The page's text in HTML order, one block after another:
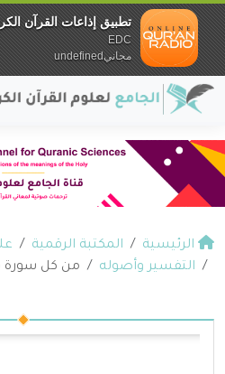
الرئيسية المكتبة الرقمية
التفسير وأصوله
من كل سورة
تطبيق إذاعات القرآن
EDC
مجانيundefined